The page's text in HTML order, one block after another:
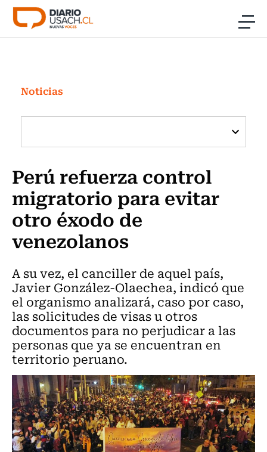
Click acá para ir directamente al contenido
Investigación
Cultura
Programas Radio y TV Usach
Noticias
Perú refuerza control
migratorio para evitar
otro éxodo de
venezolanos
A su vez, el canciller de aquel país,
Javier González-Olaechea, indicó que
el organismo analizará, caso por caso,
las solicitudes de visas u otros
documentos para no perjudicar a las
personas que ya se encuentran en
territorio peruano.